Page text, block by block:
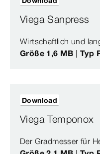
Viega Sanpress
Wirtschaftlich und
Größe 1,6 MB | Typ
Viega Temponox
Der Gradmesser für
Download